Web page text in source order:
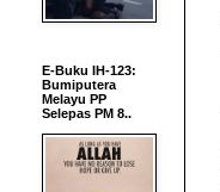
E-Buku IH-123:
Bumiputera
Melayu PP
Selepas PM 8..